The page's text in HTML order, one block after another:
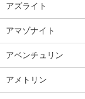
アズライト
アマゾナイト
アベンチュリン
アメトリン